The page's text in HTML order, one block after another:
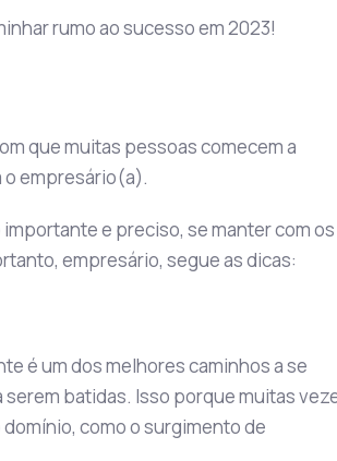
rumo ao sucesso em 2023!
que muitas pessoas comecem a
o empresário(a).
e preciso, se manter com os
empresário, segue as dicas:
é um dos melhores caminhos a se
batidas. Isso porque muitas
como o surgimento de